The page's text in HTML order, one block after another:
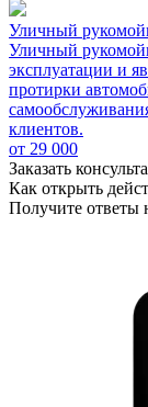
Уличный
Уличный
эксплуатации и
протирки
клиентов.
от 29 000
Заказать
Как открыть
Получите ответы